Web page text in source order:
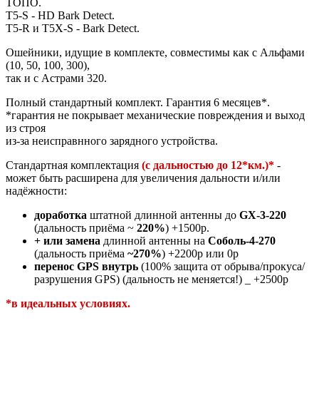
ТОПО.
T5-S - HD Bark Detect.
T5-R и T5Х-S - Bark Detect.
Ошейники, идущие в комплекте, совместимы как с Альфами
(10, 50, 100, 300),
так и с Астрами 320.
Полный стандартный комплект. Гарантия 6 месяцев*.
*гарантия не покрывает механические повреждения и выход
из строя
из-за неисправнного зарядного устройства.
Стандартная комплектация (с дальностью до 12*км.)* -
может быть расширена для увеличения дальности и/или
надёжности:
доработка штатной длинной антенны до GX-3-220
(дальность приёма ~ 220%) +1500р.
+ или замена длинной антенны на Соболь-4-270
(дальность приёма ~270%) +2200р или 0р
перенос GPS внутрь (100% защита от обрыва/прокуса/
разрушения GPS) (дальность не меняется!) _ +2500р
*в идеальных условиях.